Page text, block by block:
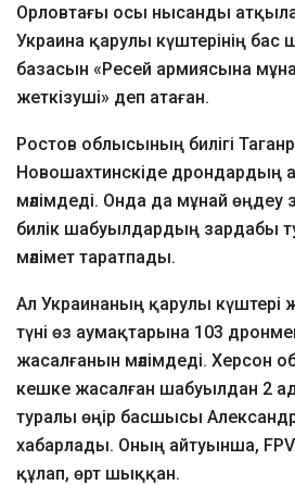
Орловтағы осы нысанды
Украина қарулы күштерінің бас
базасын «Ресей армиясына
жеткізуші» деп атаған.
Ростов облысының билігі
Новошахтинскіде дрондардың
мәлімдеді. Онда да мұнай
билік шабуылдардың зардабы
мәлімет таратпады.
Ал Украинаның қарулы күштері
түні өз аумақтарына 103
жасалғанын мәлімдеді. Херсон
кешке жасалған шабуылдан 2
туралы өңір басшысы
хабарлады. Оның айтуынша,
құлап, өрт шыққан.